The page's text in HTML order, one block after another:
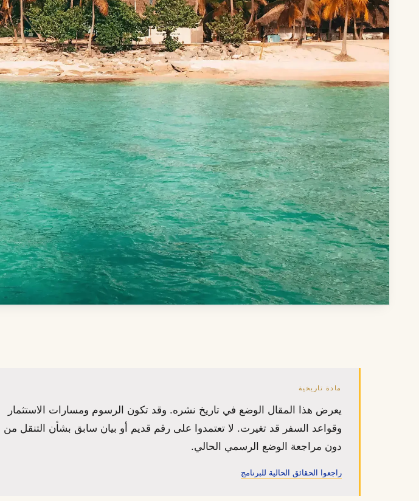
مادة تاريخية
يعرض هذا المقال الوضع في تاريخ نشره. وقد تكون الرسوم ومسارات الاستثمار
وقواعد السفر قد تغيرت. لا تعتمدوا على رقم قديم أو بيان سابق بشأن التنقل من
دون مراجعة الوضع الرسمي الحالي.
راجعوا الحقائق الحالية للبرنامج